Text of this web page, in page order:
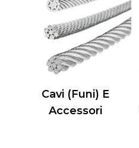
Cavi (Funi) E
Accessori